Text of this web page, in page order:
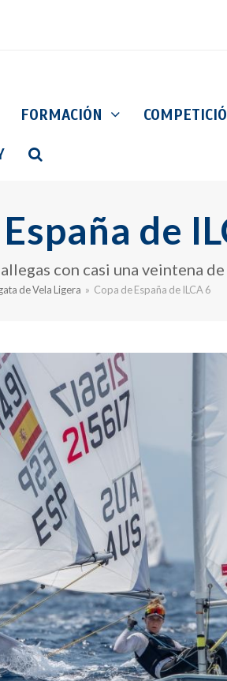
FORMACIÓN
de
con casi una veintena
de Vela Ligera » Copa de España de ILCA 6